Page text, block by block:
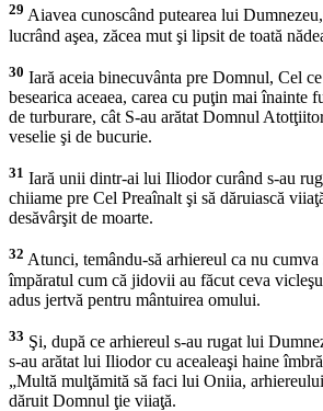
29 Aiavea cunoscând putearea lui
lucrând aşea, zăcea mut şi lipsit de toată
30 Iară aceia binecuvânta pre Domnul, Cel
besearica aceaea, carea cu puţin mai înainte
de turburare, cât S-au arătat Domnul
veselie şi de bucurie.
31 Iară unii dintr-ai lui Iliodor curând s-au
chiiame pre Cel Preaînalt şi să dăruiască
desăvârşit de moarte.
32 Atunci, temându-să arhiereul ca nu cumva
împăratul cum că jidovii au făcut ceva
adus jertvă pentru mântuirea omului.
33 Şi, după ce arhiereul s-au rugat lui
s-au arătat lui Iliodor cu acealeaşi haine
„Multă mulţămită să faci lui Oniia,
dăruit Domnul ţie viiaţă.